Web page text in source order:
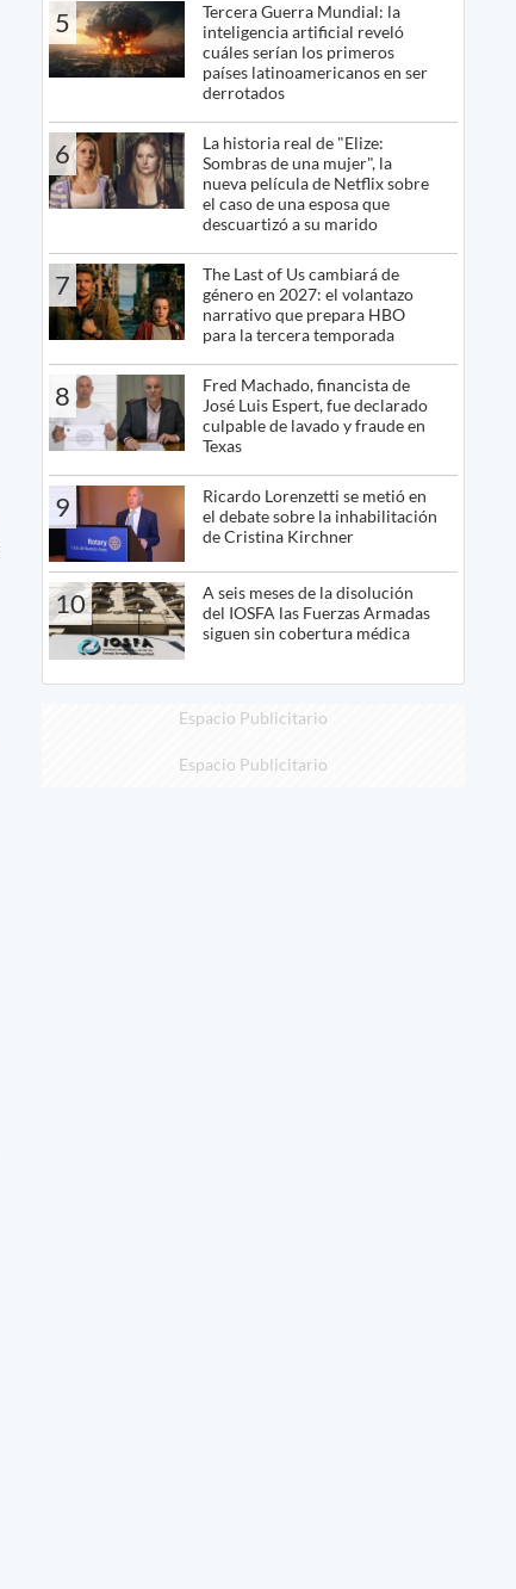
5
Tercera Guerra Mundial: la
inteligencia artificial reveló
cuáles serían los primeros
países latinoamericanos en ser
derrotados
6
La historia real de "Elize:
Sombras de una mujer", la
nueva película de Netflix sobre
el caso de una esposa que
descuartizó a su marido
7
The Last of Us cambiará de
género en 2027: el volantazo
narrativo que prepara HBO
para la tercera temporada
8
Fred Machado, financista de
José Luis Espert, fue declarado
culpable de lavado y fraude en
Texas
9
Ricardo Lorenzetti se metió en
el debate sobre la inhabilitación
de Cristina Kirchner
10
A seis meses de la disolución
del IOSFA las Fuerzas Armadas
siguen sin cobertura médica
Espacio Publicitario
Espacio Publicitario